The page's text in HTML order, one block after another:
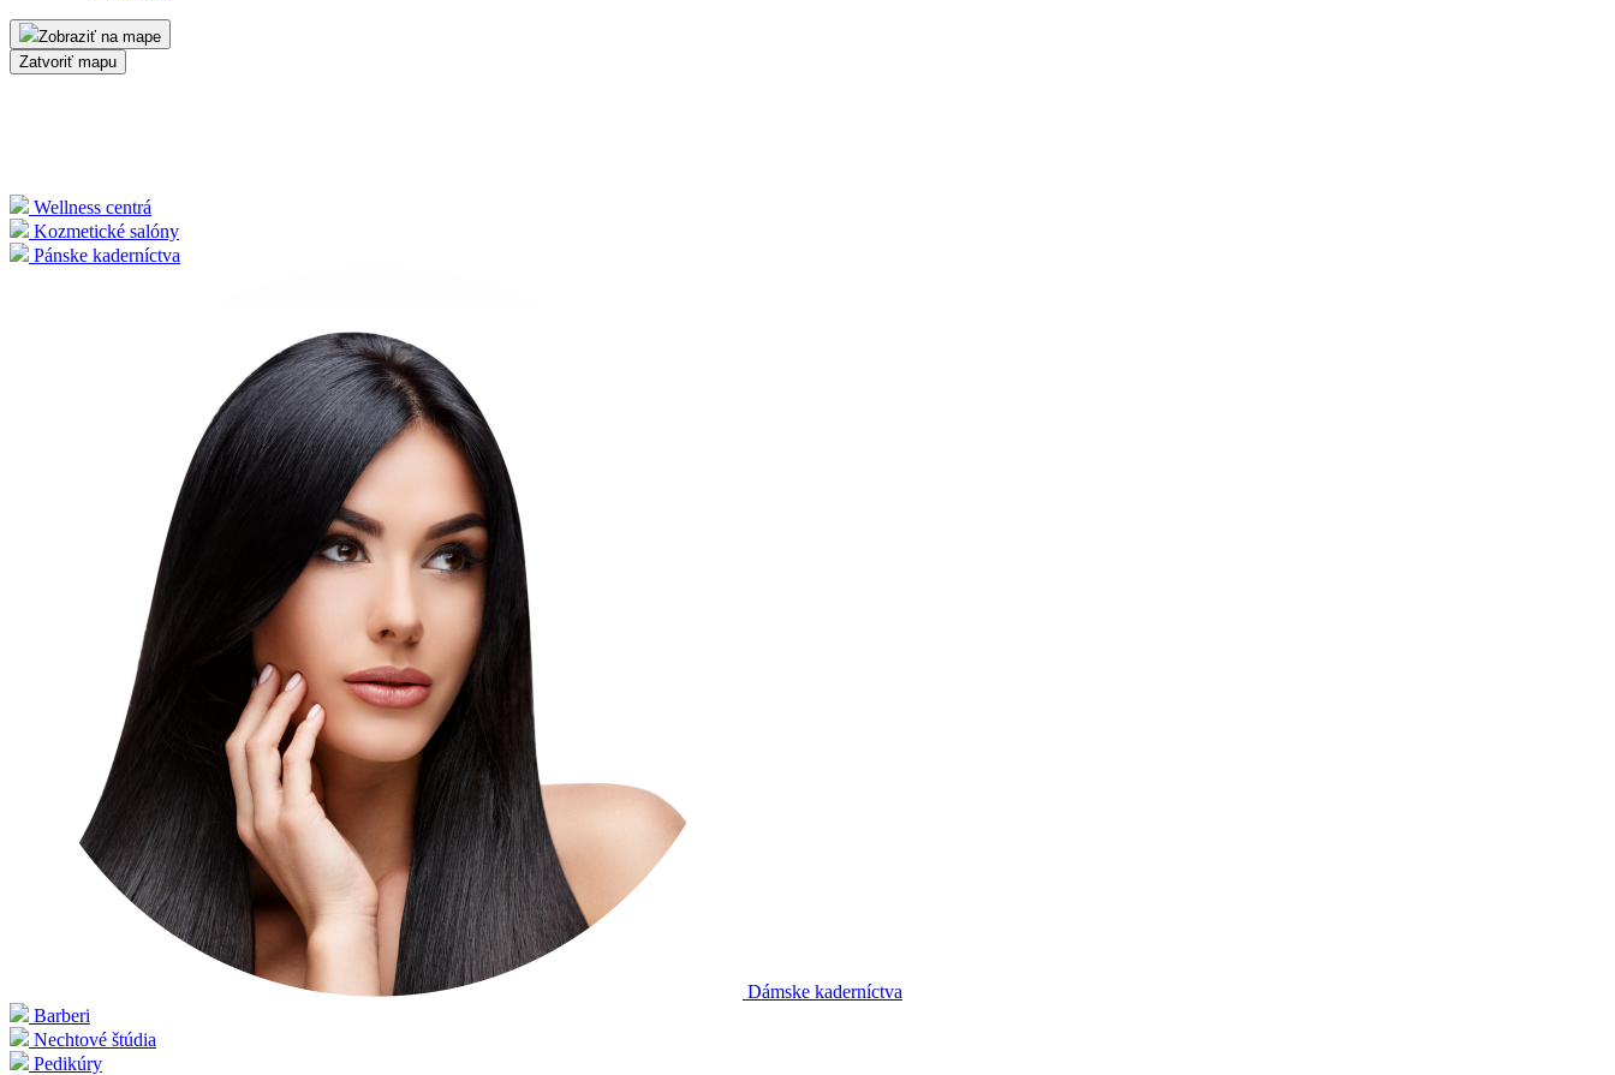
Zobraziť na mape
Zatvoriť mapu
Wellness centrá
Kozmetické salóny
Pánske kaderníctva
Dámske kaderníctva
Barberi
Nechtové štúdia
Pedikúry